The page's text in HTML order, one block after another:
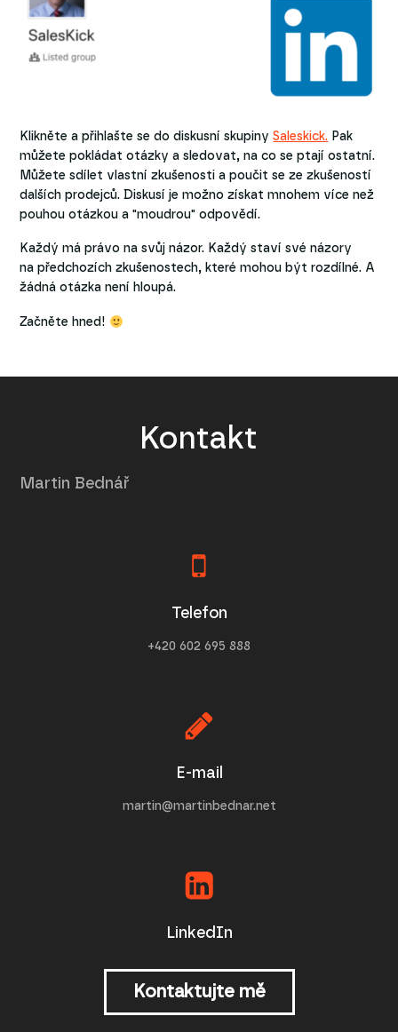
Klikněte a přihlašte se do diskusní skupinySaleskick. Pak
můžete pokládat otázky a sledovat, na co se ptají ostatní.
Můžete sdílet vlastní zkušenosti a poučit se ze zkušeností
dalších prodejců. Diskusí je možno získat mnohem více než
pouhou otázkou a "moudrou" odpovědí.
Každý má právo na svůj názor. Každý staví své názory
na předchozích zkušenostech, které mohou být rozdílné. A
žádná otázka není hloupá.
Začněte hned!
Kontakt
Martin Bednář
Telefon
+420 602 695 888
E-mail
martin@martinbednar.net
LinkedIn
Kontaktujte mě